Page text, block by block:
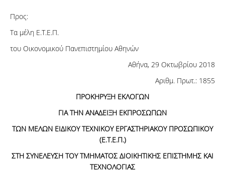
Προς:
Τα μέλη Ε.Τ.Ε.Π.
του Οικονομικού Πανεπιστημίου Αθηνών
Αθήνα, 29 Οκτωβρίου 2018
Αριθμ. Πρωτ.: 1855
ΠΡΟΚΗΡΥΞΗ ΕΚΛΟΓΩΝ
ΓΙΑ ΤΗΝ ΑΝΑΔΕΙΞΗ ΕΚΠΡΟΣΩΠΩΝ
ΤΩΝ ΜΕΛΩΝ ΕΙΔΙΚΟΥ ΤΕΧΝΙΚΟΥ ΕΡΓΑΣΤΗΡΙΑΚΟΥ ΠΡΟΣΩΠΙΚΟΥ
(Ε.Τ.Ε.Π.)
ΣΤΗ ΣΥΝΕΛΕΥΣΗ ΤΟΥ ΤΜΗΜΑΤΟΣ ΔΙΟΙΚΗΤΙΚΗΣ ΕΠΙΣΤΗΜΗΣ ΚΑΙ
ΤΕΧΝΟΛΟΓΙΑΣ